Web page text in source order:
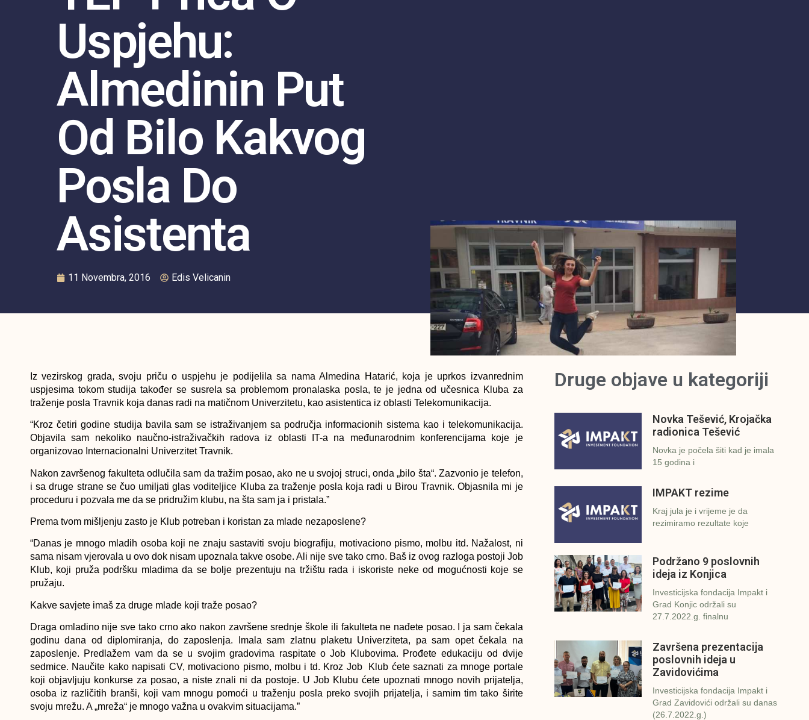
Uspjehu:
Almedinin Put
Od Bilo Kakvog
Posla Do
Asistenta
11 Novembra, 2016 Edis Velicanin
Iz vezirskog grada, svoju priču o uspjehu je podijelila sa nama Almedina Hatarić, koja je uprkos izvanrednim
uspjesima tokom studija također se susrela sa problemom pronalaska posla, te je jedna od učesnica Kluba za
traženje posla Travnik koja danas radi na matičnom Univerzitetu, kao asistentica iz oblasti Telekomunikacija.
“Kroz četiri godine studija bavila sam se istraživanjem sa područja informacionih sistema kao i telekomunikacija.
Objavila sam nekoliko naučno-istraživačkih radova iz oblasti IT-a na međunarodnim konferencijama koje je
organizovao Internacionalni Univerzitet Travnik.
Nakon završenog fakulteta odlučila sam da tražim posao, ako ne u svojoj struci, onda „bilo šta“. Zazvonio je telefon,
i sa druge strane se čuo umiljati glas voditeljice Kluba za traženje posla koja radi u Birou Travnik. Objasnila mi je
proceduru i pozvala me da se pridružim klubu, na šta sam ja i pristala.”
Prema tvom mišljenju zasto je Klub potreban i koristan za mlade nezaposlene?
“Danas je mnogo mladih osoba koji ne znaju sastaviti svoju biografiju, motivaciono pismo, molbu itd. Nažalost, ni
sama nisam vjerovala u ovo dok nisam upoznala takve osobe. Ali nije sve tako crno. Baš iz ovog razloga postoji Job
Klub, koji pruža podršku mladima da se bolje prezentuju na tržištu rada i iskoriste neke od mogućnosti koje se
pružaju.
Kakve savjete imaš za druge mlade koji traže posao?
Draga omladino nije sve tako crno ako nakon završene srednje škole ili fakulteta ne nađete posao. I ja sam čekala
godinu dana od diplomiranja, do zaposlenja. Imala sam zlatnu plaketu Univerziteta, pa sam opet čekala na
zaposlenje. Predlažem vam da se u svojim gradovima raspitate o Job Klubovima. Prođete edukaciju od dvije
sedmice. Naučite kako napisati CV, motivaciono pismo, molbu i td. Kroz Job Klub ćete saznati za mnoge portale
koji objavljuju konkurse za posao, a niste znali ni da postoje. U Job Klubu ćete upoznati mnogo novih prijatelja,
osoba iz različitih branši, koji vam mnogu pomoći u traženju posla preko svojih prijatelja, i samim tim tako širite
svoju mrežu. A „mreža“ je mnogo važna u ovakvim situacijama.”
Druge objave u kategoriji
Novka Tešević, Krojačka
radionica Tešević
Novka je počela šiti kad je imala
15 godina i
IMPAKT rezime
Kraj jula je i vrijeme je da
rezimiramo rezultate koje
Podržano 9 poslovnih
ideja iz Konjica
Investicijska fondacija Impakt i
Grad Konjic održali su
27.7.2022.g. finalnu
Završena prezentacija
poslovnih ideja u
Zavidovićima
Investicijska fondacija Impakt i
Grad Zavidovići održali su danas
(26.7.2022.g.)